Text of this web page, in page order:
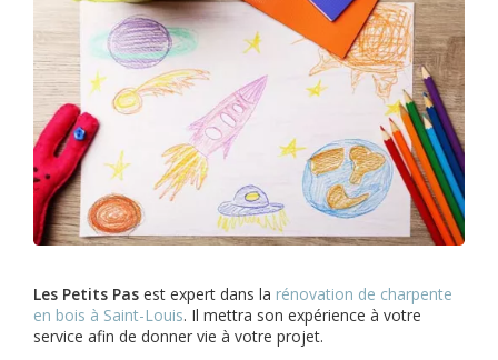
Les Petits Pas est expert dans la rénovation de charpente
en bois à Saint-Louis. Il mettra son expérience à votre
service afin de donner vie à votre projet.